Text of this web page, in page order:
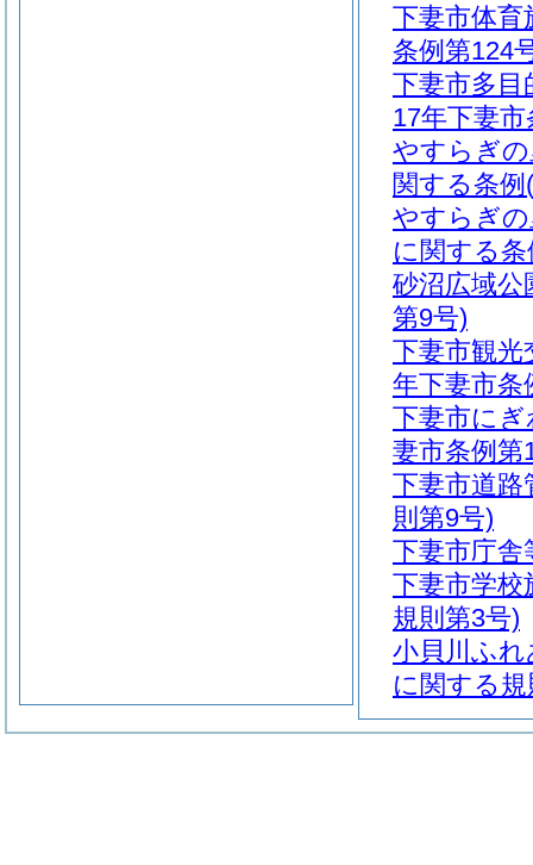
下妻市体育
条例第124
下妻市多目
17年下妻
やすらぎ
関する条
やすらぎ
に関する
砂沼広域公
第9号)
下妻市観
年下妻市条
下妻市に
妻市条例第
下妻市道路
則第9号)
下妻市庁舎
下妻市学校
規則第3号)
小貝川ふ
に関する